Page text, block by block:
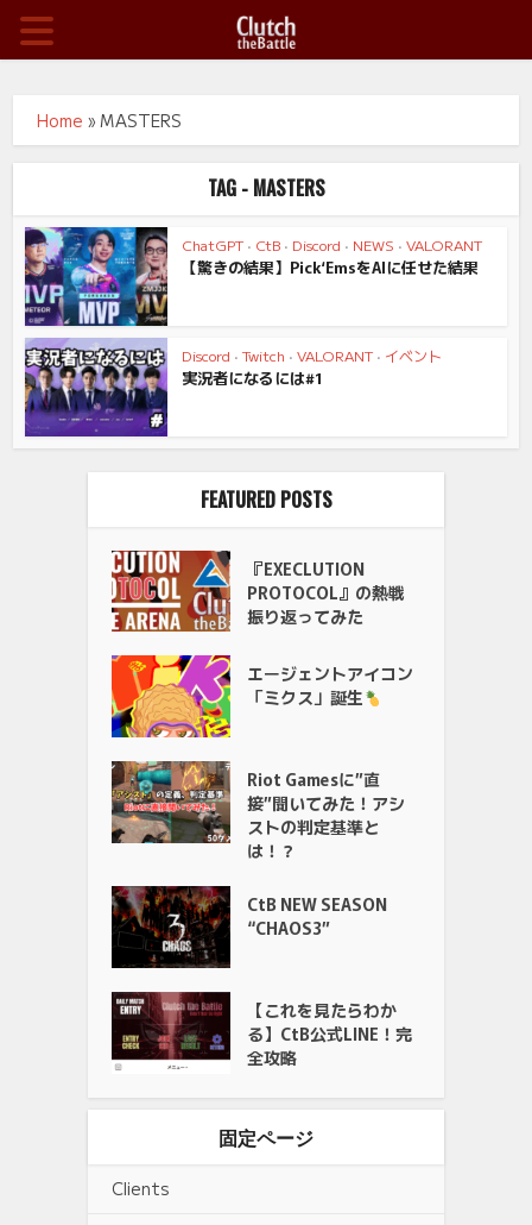
Home »MASTERS
TAG - MASTERS
ChatGPT • CtB • Discord • NEWS • VALORANT
【驚きの結果】Pick‘EmsをAIに任せた結果
Discord • Twitch • VALORANT • イベント
実況者になるには#1
FEATURED POSTS
『EXECLUTION
PROTOCOL』の熱戦
振り返ってみた
エージェントアイコン
「ミクス」誕生
Riot Gamesに”直
接”聞いてみた！アシ
ストの判定基準と
は！？
CtB NEW SEASON
“CHAOS3”
【これを見たらわか
る】CtB公式LINE！完
全攻略
固定ページ
Clients